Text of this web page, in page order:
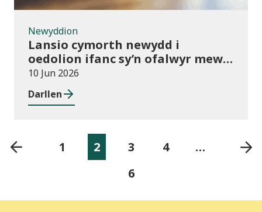
Newyddion
Lansio cymorth newydd i
oedolion ifanc sy’n ofalwyr mewn
addysg bellach
10 Jun 2026
Darllen
1 2 3 4
…
6